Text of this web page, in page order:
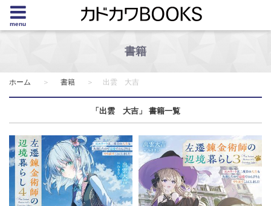
menu
書籍
ホーム 書籍 出雲 大吉
「出雲 大吉」 書籍一覧